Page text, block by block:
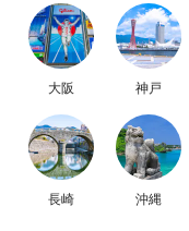
大阪 神戸
長崎 沖縄